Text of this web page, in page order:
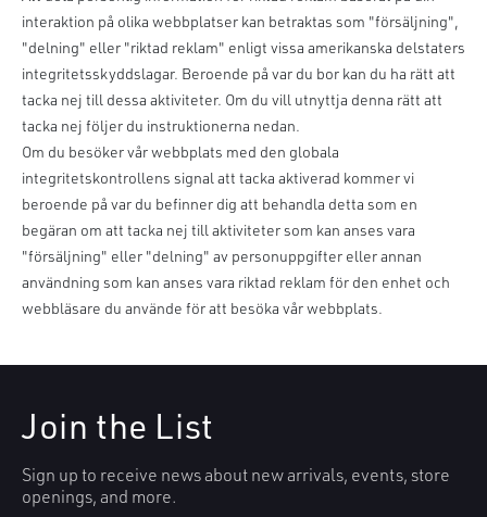
interaktion på olika webbplatser kan betraktas som "försäljning",
"delning" eller "riktad reklam" enligt vissa amerikanska delstaters
integritetsskyddslagar. Beroende på var du bor kan du ha rätt att
tacka nej till dessa aktiviteter. Om du vill utnyttja denna rätt att
tacka nej följer du instruktionerna nedan.
Om du besöker vår webbplats med den globala
integritetskontrollens signal att tacka aktiverad kommer vi
beroende på var du befinner dig att behandla detta som en
begäran om att tacka nej till aktiviteter som kan anses vara
"försäljning" eller "delning" av personuppgifter eller annan
användning som kan anses vara riktad reklam för den enhet och
webbläsare du använde för att besöka vår webbplats.
Join the List
Sign up to receive news about new arrivals, events, store
openings, and more.